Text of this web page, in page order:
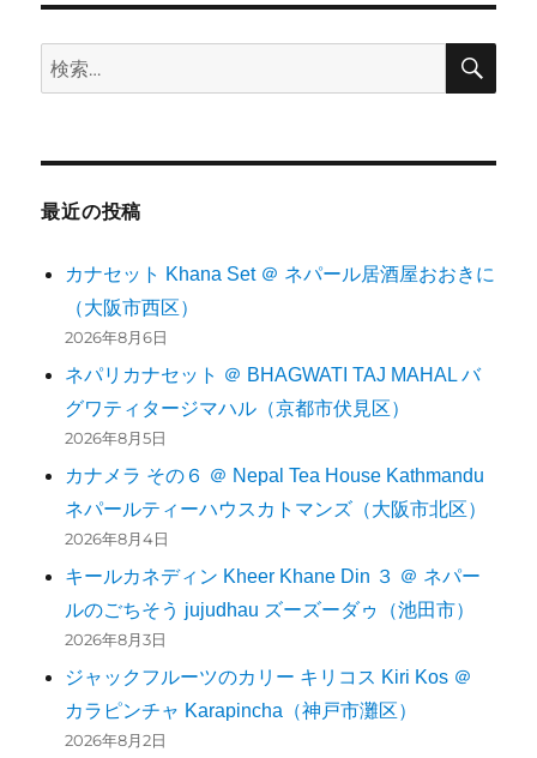
検
索:
検
最近の投稿
カナセット Khana Set ＠ ネパール居酒屋おおきに
（大阪市西区）
2026年8月6日
ネパリカナセット ＠ BHAGWATI TAJ MAHAL バ
グワティタージマハル（京都市伏見区）
2026年8月5日
カナメラ その６ ＠ Nepal Tea House Kathmandu
ネパールティーハウスカトマンズ（大阪市北区）
2026年8月4日
キールカネディン Kheer Khane Din ３ ＠ ネパー
ルのごちそう jujudhau ズーズーダゥ（池田市）
2026年8月3日
ジャックフルーツのカリー キリコス Kiri Kos ＠
カラピンチャ Karapincha（神戸市灘区）
2026年8月2日